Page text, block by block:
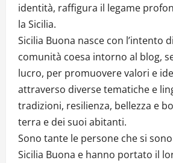
identità, raffigura il legame
la Sicilia.
Sicilia Buona nasce con l’intento
comunità coesa intorno al blog,
lucro, per promuovere valori e
attraverso diverse tematiche e
tradizioni, resilienza, bellezza e
terra e dei suoi abitanti.
Sono tante le persone che si
Sicilia Buona e hanno portato il